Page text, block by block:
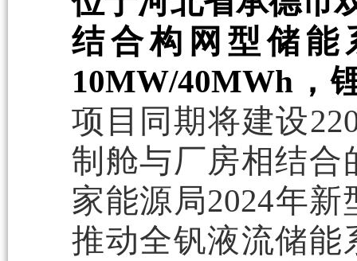
结合构网型储能
10MW/40MWh，
项目同期将建设
制舱与厂房相结合
家能源局2024年
推动全钒液流储能